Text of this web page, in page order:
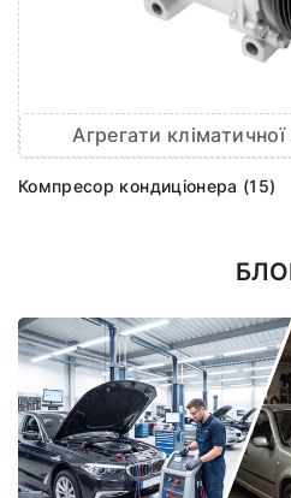
Агрегати
Компресор кондиціонера (15)